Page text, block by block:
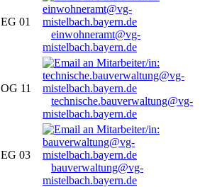
EG 01
einwohneramt@vg-
mistelbach.bayern.de
OG 11
technische.bauverwaltung@vg-
mistelbach.bayern.de
EG 03
bauverwaltung@vg-
mistelbach.bayern.de